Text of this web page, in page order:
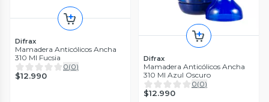
Difrax
Mamadera Anticólicos Ancha
310 Ml Fucsia
0(0)
$12.990
Difrax
Mamadera Anticólicos Ancha
310 Ml Azul Oscuro
0(0)
$12.990